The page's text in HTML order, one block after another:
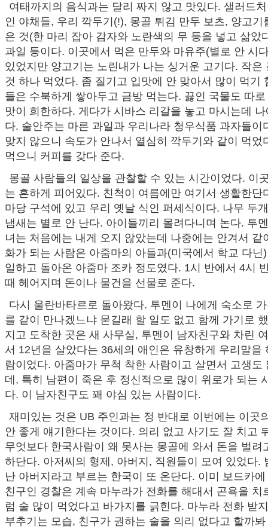
여태까지의 음식과는 달리 짜지 않고 맛있다. 샐러드
인 야채들, 우리 깍두기(!), 몽골 튀김 만두 보츠, 양고기
은 것(한 마리 잡아 감자와 노란색의 무 등을 넣고 삶았
과일 등이다. 이곳에서 먹은 만두와 마유주(별로 안 시
있었지만 양고기는 노린내가 나는 싱거운 고기다. 작은
것 하나 먹었다. 좀 질기고 입맛에 안 맞아서 많이 먹기
들은 수북하게 쌓아두고 금방 먹는다. 끓인 국물도 따
맛이 희한하다. 게다가 시바스 리갈을 놓고 마시는데
다. 술안주는 마른 과일과 우리나라 청우식품 과자들이
맞지 않으니 속도가 안나서 열심히 깍두기와 같이 먹었
먹으니 커피를 갖다 준다.
몽골 사람들의 일상을 관찰할 수 있는 시간이었다. 이
는 흔하게 피어있다. 친척이 여름에만 여기서 생활한단
마당 구석에 있고 우리 옛날 식인 퍼세식이다. 나무 두
냄새는 별로 안 난다. 아이들끼리 몰려다니며 논다. 투
녀는 처음에는 내게 오지 않았는데 나중에는 안겨서 같
화가 되는 사람은 아줌마의 아들과(미국에서 학교 다닌
일하고 돌아온 아줌마 조카 정도였다. 1시 반에서 4시
때 헤어지며 돈이나 물건을 선물로 준다.
다시 울란바타르로 돌아왔다. 투멘이 나에게 숙소로
를 같이 만나겠느냐 묻길래 할 일도 없고 함께 가기로
지고 도착한 곳은 새 사무실, 투멘이 남자친구와 차린
서 12년을 살았다는 36세의 애인은 유창하게 우리말을
람이었다. 아줌마가 무척 착한 사람이고 살면서 고생도
데, 특히 남편이 죽은 후 정신적으로 많이 위로가 되는
다. 이 남자친구도 꽤 야심 있는 사람이다.
재미있는 것은 UB 주인과는 정 반대로 이번에는 이곳
안 좋게 얘기한다는 것이다. 의리 없고 사기도 잘 치고
무엇보다 한국사람이 왜 못사는 몽골에 와서 돈을 벌려
하단다. 아저씨의 형제, 아버지, 직원들이 모여 있었다.
난 아버지라고 부르는 한국이 또 온단다. 이미 보드카
친구인 경찰은 계속 마누라가 전화를 해대서 곤욕을 치
럼 술 많이 먹었다고 바가지를 긁힌다. 마누라 전화 받
부추기는 모습, 친구가 권하는 술을 의리 없다고 할까